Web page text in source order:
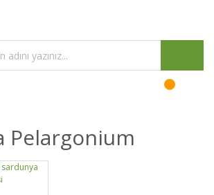
Pelargonium